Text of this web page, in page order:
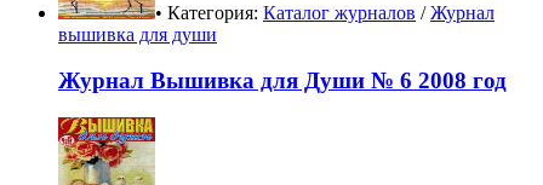
• Категория: Каталог журналов /Журнал
вышивка для души
Журнал Вышивка для Души № 6 2008 год